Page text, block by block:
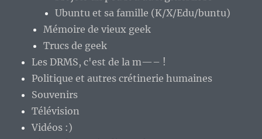
Ubuntu et sa famille (K/X/Edu/buntu)
Mémoire de vieux geek
Trucs de geek
Les DRMS, c'est de la m—– !
Politique et autres crétinerie humaines
Souvenirs
Télévision
Vidéos :)